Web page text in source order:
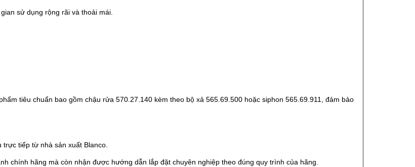
sử dụng rộng rãi và thoải mái.
tiêu chuẩn bao gồm chậu rửa 570.27.140 kèm theo bộ xả 565.69.500 hoặc siphon 565.69.911, đảm bảo
tiếp từ nhà sản xuất Blanco.
chính hãng mà còn nhận được hướng dẫn lắp đặt chuyên nghiệp theo đúng quy trình của hãng.